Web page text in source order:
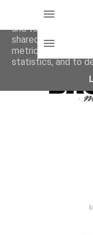
This site uses
and to analyze
shared with
metrics to ensure
statistics, and to